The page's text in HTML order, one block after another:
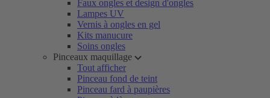
Faux ongles et design d'ongles
Lampes UV
Vernis à ongles en gel
Kits manucure
Soins ongles
Pinceaux maquillage
Tout afficher
Pinceau fond de teint
Pinceau fard à paupières